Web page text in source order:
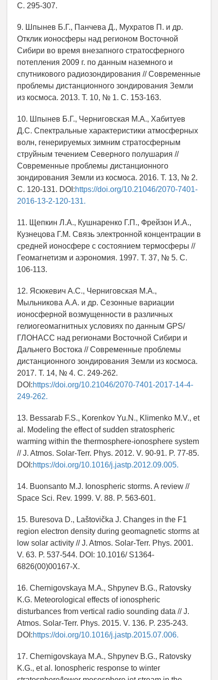
С. 295-307.
9. Шпынев Б.Г., Панчева Д., Мухратов П. и др.
Отклик ионосферы над регионом Восточной
Сибири во время внезапного стратосферного
потепления 2009 г. по данным наземного и
спутникового радиозондирования // Современные
проблемы дистанционного зондирования Земли
из космоса. 2013. Т. 10, № 1. С. 153-163.
10. Шпынев Б.Г., Черниговская М.А., Хабитуев
Д.С. Спектральные характеристики атмосферных
волн, генерируемых зимним стратосферным
струйным течением Северного полушария //
Современные проблемы дистанционного
зондирования Земли из космоса. 2016. Т. 13, № 2.
С. 120-131. DOI:https://doi.org/10.21046/2070-7401-
2016-13-2-120-131.
11. Щепкин Л.А., Кушнаренко Г.П., Фрейзон И.А.,
Кузнецова Г.М. Связь электронной концентрации в
средней ионосфере с состоянием термосферы //
Геомагнетизм и аэрономия. 1997. Т. 37, № 5. С.
106-113.
12. Ясюкевич А.С., Черниговская М.А.,
Мыльникова А.А. и др. Сезонные вариации
ионосферной возмущенности в различных
гелиогеомагнитных условиях по данным GPS/
ГЛОНАСС над регионами Восточной Сибири и
Дальнего Востока // Современные проблемы
дистанционного зондирования Земли из космоса.
2017. Т. 14, № 4. С. 249-262.
DOI:https://doi.org/10.21046/2070-7401-2017-14-4-
249-262.
13. Bessarab F.S., Korenkov Yu.N., Klimenko M.V., et
al. Modeling the effect of sudden stratospheric
warming within the thermosphere-ionosphere system
// J. Atmos. Solar-Terr. Phys. 2012. V. 90-91. P. 77-85.
DOI:https://doi.org/10.1016/j.jastp.2012.09.005.
14. Buonsanto M.J. Ionospheric storms. A review //
Space Sci. Rev. 1999. V. 88. P. 563-601.
15. Buresova D., Laštovička J. Changes in the F1
region electron density during geomagnetic storms at
low solar activity // J. Atmos. Solar-Terr. Phys. 2001.
V. 63. P. 537-544. DOI: 10.1016/ S1364-
6826(00)00167-X.
16. Chernigovskaya M.A., Shpynev B.G., Ratovsky
K.G. Meteorological effects of ionospheric
disturbances from vertical radio sounding data // J.
Atmos. Solar-Terr. Phys. 2015. V. 136. P. 235-243.
DOI:https://doi.org/10.1016/j.jastp.2015.07.006.
17. Chernigovskaya M.A., Shpynev B.G., Ratovsky
K.G., et al. Ionospheric response to winter